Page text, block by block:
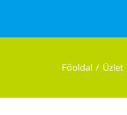
Főoldal Üzlet